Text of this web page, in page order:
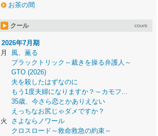
お茶の間
クール cours
2026年7月期
月
風、薫る
ブラックトリック～裁きを操る弁護人～
GTO (2026)
夫を殺したはずなのに
もう1度夫婦になりますか？～カモフ...
35歳、今さら恋とかありえない
えっちなお尻じゃダメですか？
火
さよならノワール
クロスロード～救命救急の約束～